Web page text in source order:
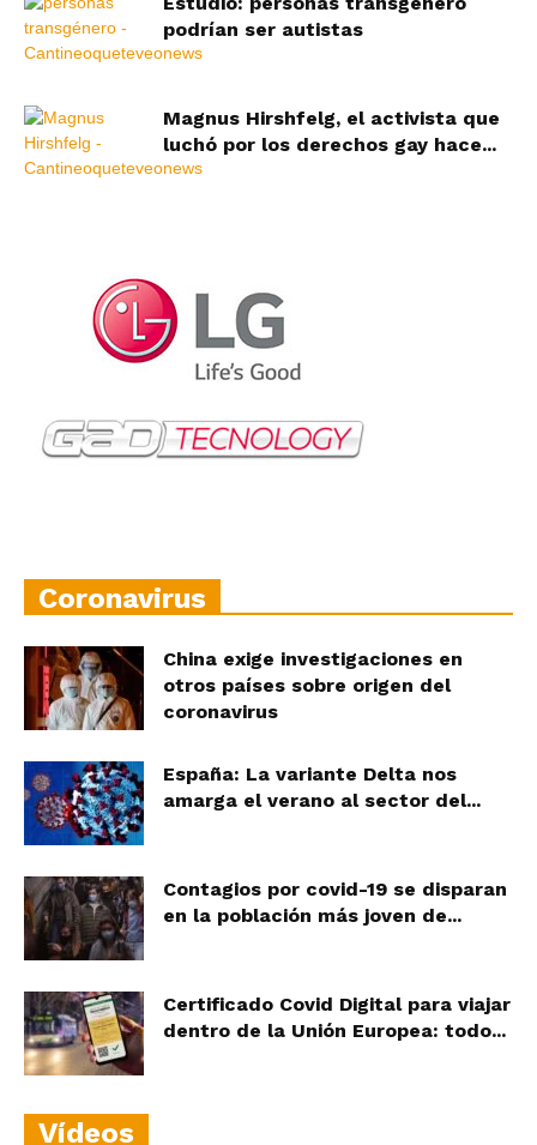
podrían ser autistas
Magnus Hirshfelg, el activista que
luchó por los derechos gay hace...
Coronavirus
China exige investigaciones en
otros países sobre origen del
coronavirus
España: La variante Delta nos
amarga el verano al sector del...
Contagios por covid-19 se disparan
en la población más joven de...
Certificado Covid Digital para viajar
dentro de la Unión Europea: todo...
Vídeos